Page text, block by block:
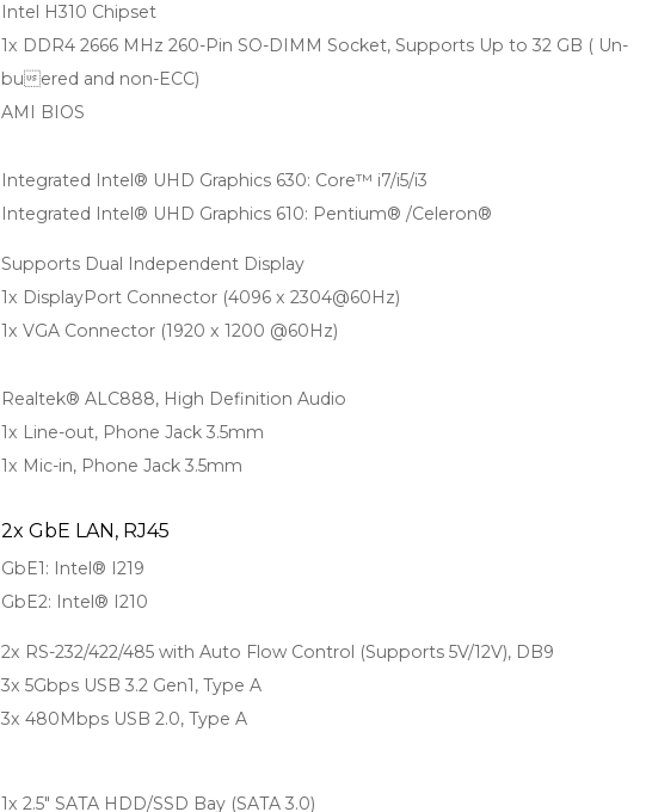
Intel H310 Chipset
1x DDR4 2666 MHz 260-Pin SO-DIMM Socket, Supports Up to 32 GB ( Un-
buered and non-ECC)
AMI BIOS
Integrated Intel® UHD Graphics 630: Core™ i7/i5/i3
Integrated Intel® UHD Graphics 610: Pentium® /Celeron®
Supports Dual Independent Display
1x DisplayPort Connector (4096 x 2304@60Hz)
1x VGA Connector (1920 x 1200 @60Hz)
Realtek® ALC888, High Definition Audio
1x Line-out, Phone Jack 3.5mm
1x Mic-in, Phone Jack 3.5mm
2x GbE LAN, RJ45
GbE1: Intel® I219
GbE2: Intel® I210
2x RS-232/422/485 with Auto Flow Control (Supports 5V/12V), DB9
3x 5Gbps USB 3.2 Gen1, Type A
3x 480Mbps USB 2.0, Type A
1x 2.5" SATA HDD/SSD Bay (SATA 3.0)